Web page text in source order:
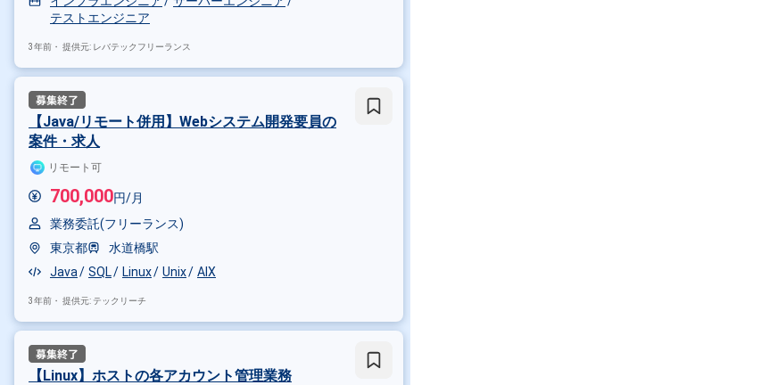
テストエンジニア
3年前・ 提供元: レバテックフリーランス
【Java/リモート併用】Webシステム開発要員の
案件・求人
リモート可
700,000円/月
業務委託(フリーランス)
東京都
水道橋駅
Java
SQL Linux Unix AIX
3年前・ 提供元: テックリーチ
【Linux】ホストの各アカウント管理業務